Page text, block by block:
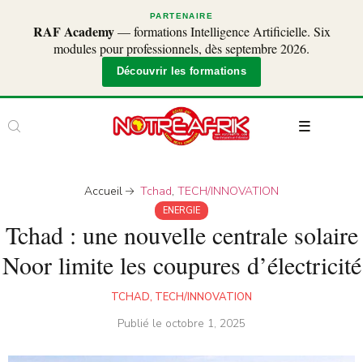
PARTENAIRE
RAF Academy— formations Intelligence Artificielle. Six
modules pour professionnels, dès septembre 2026.
Découvrir les formations
Accueil Tchad,TECH/INNOVATION
ENERGIE
Tchad : une nouvelle centrale solaire
Noor limite les coupures d’électricité
TCHAD, TECH/INNOVATION
Publié le octobre 1, 2025